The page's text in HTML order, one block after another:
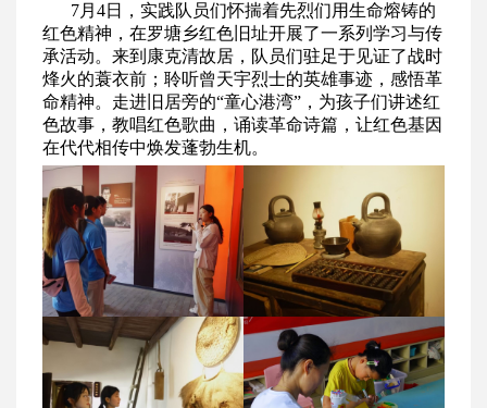
7月4日，实践队员们怀揣着先烈们用生命熔铸的
红色精神，在罗塘乡红色旧址开展了一系列学习与传
承活动。来到康克清故居，队员们驻足于见证了战时
烽火的蓑衣前；聆听曾天宇烈士的英雄事迹，感悟革
命精神。走进旧居旁的“童心港湾”，为孩子们讲述红
色故事，教唱红色歌曲，诵读革命诗篇，让红色基因
在代代相传中焕发蓬勃生机。